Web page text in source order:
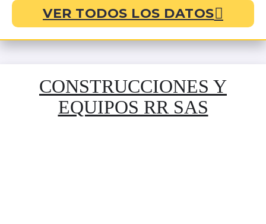
VER TODOS LOS DATOS
CONSTRUCCIONES Y
EQUIPOS RR SAS